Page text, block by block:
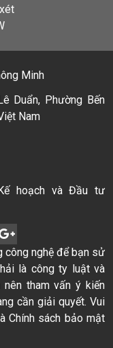
Minh
Duẩn, Phường Bến
Nam
hoạch và Đầu tư
công nghệ để bạn sử
là công ty luật và
tham vấn ý kiến
cần giải quyết. Vui
Chính sách bảo mật